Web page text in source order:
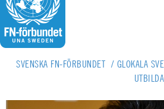
SVENSKA FN-FÖRBUNDET / GLOKALA